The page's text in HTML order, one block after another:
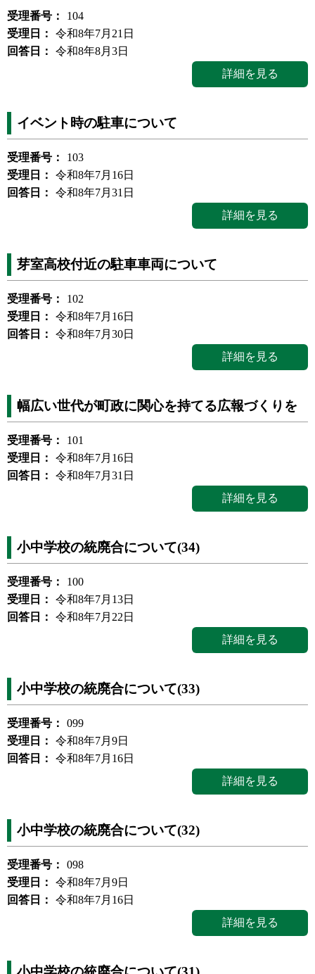
受理番号：
104
受理日：
令和8年7月21日
回答日：
令和8年8月3日
詳細を見る
イベント時の駐車について
受理番号：
103
受理日：
令和8年7月16日
回答日：
令和8年7月31日
詳細を見る
芽室高校付近の駐車車両について
受理番号：
102
受理日：
令和8年7月16日
回答日：
令和8年7月30日
詳細を見る
幅広い世代が町政に関心を持てる広報づくりを
受理番号：
101
受理日：
令和8年7月16日
回答日：
令和8年7月31日
詳細を見る
小中学校の統廃合について(34)
受理番号：
100
受理日：
令和8年7月13日
回答日：
令和8年7月22日
詳細を見る
小中学校の統廃合について(33)
受理番号：
099
受理日：
令和8年7月9日
回答日：
令和8年7月16日
詳細を見る
小中学校の統廃合について(32)
受理番号：
098
受理日：
令和8年7月9日
回答日：
令和8年7月16日
詳細を見る